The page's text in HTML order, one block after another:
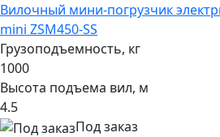
Вилочный мини-погрузчик
mini ZSM450-SS
Грузоподъемность, кг
1000
Высота подъема вил, м
4.5
Под заказ